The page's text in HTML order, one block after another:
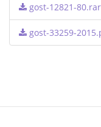
gost-12821-80.rar
gost-33259-